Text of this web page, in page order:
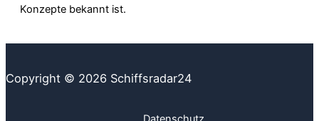
Konzepte bekannt ist.
Copyright © 2026 Schiffsradar24